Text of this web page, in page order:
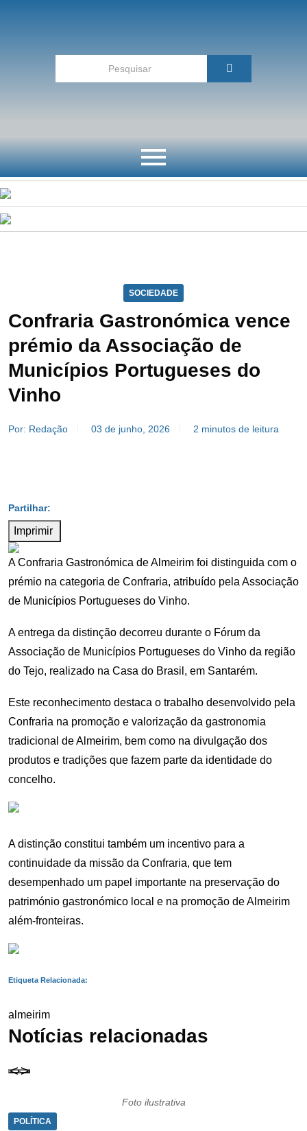
SOCIEDADE
Confraria Gastronómica vence
prémio da Associação de
Municípios Portugueses do
Vinho
Por: Redação 03 de junho, 2026 2 minutos de leitura
Imprimir
A Confraria Gastronómica de Almeirim foi distinguida com o
prémio na categoria de Confraria, atribuído pela Associação
de Municípios Portugueses do Vinho.
A entrega da distinção decorreu durante o Fórum da
Associação de Municípios Portugueses do Vinho da região
do Tejo, realizado na Casa do Brasil, em Santarém.
Este reconhecimento destaca o trabalho desenvolvido pela
Confraria na promoção e valorização da gastronomia
tradicional de Almeirim, bem como na divulgação dos
produtos e tradições que fazem parte da identidade do
concelho.
A distinção constitui também um incentivo para a
continuidade da missão da Confraria, que tem
desempenhado um papel importante na preservação do
património gastronómico local e na promoção de Almeirim
além-fronteiras.
Etiqueta Relacionada:
almeirim
Notícias relacionadas
Foto ilustrativa
POLÍTICA